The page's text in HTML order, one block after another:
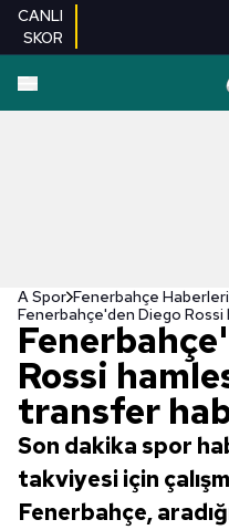
CANLI
SKOR
A Spor Fenerbahçe Haberleri
Rossi
transfer
Son dakika spor
takviyesi için
Fenerbahçe,